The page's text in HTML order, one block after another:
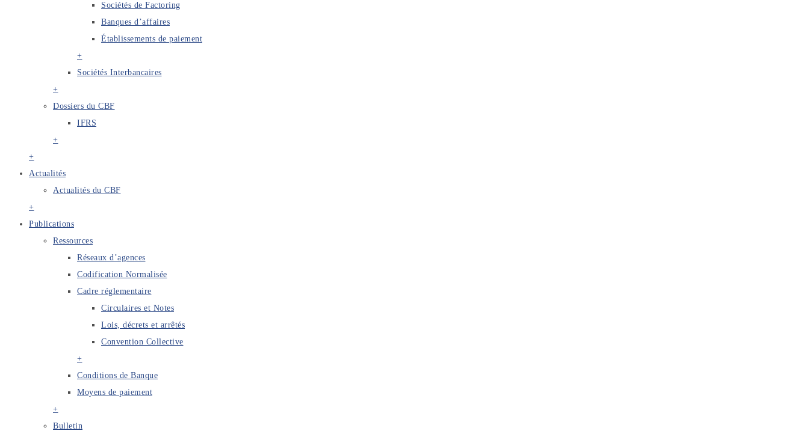
Sociétés de Factoring
Banques d’affaires
Établissements de paiement
+
Sociétés Interbancaires
+
Dossiers du CBF
IFRS
+
+
Actualités
Actualités du CBF
+
Publications
Ressources
Réseaux d’agences
Codification Normalisée
Cadre réglementaire
Circulaires et Notes
Lois, décrets et arrêtés
Convention Collective
+
Conditions de Banque
Moyens de paiement
+
Bulletin